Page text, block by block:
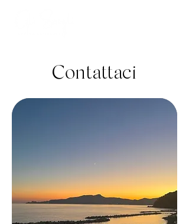
Contattaci